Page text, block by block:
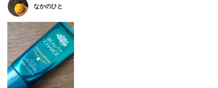
なかのひと